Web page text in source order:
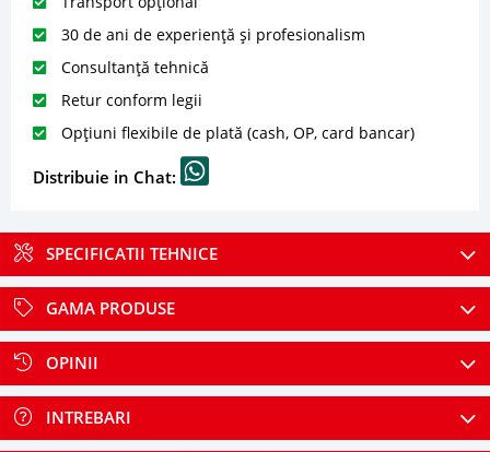
30 de ani de experiență și profesionalism
Consultanță tehnică
Retur conform legii
Opțiuni flexibile de plată (cash, OP, card bancar)
Distribuie in Chat:
SPECIFICATII TEHNICE
GAMA PRODUSE
OPINII
INTREBARI